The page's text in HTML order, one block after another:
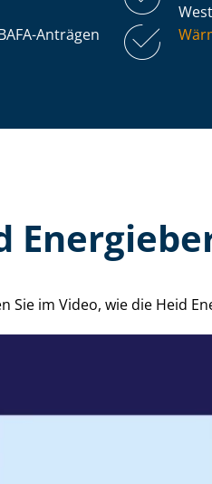
Anträgen
Sie im Video, wie die Heid